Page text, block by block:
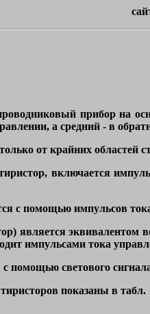
прибор на
а средний - в
от крайних областей
включается
с помощью импульсов
является эквивалентом
импульсами тока
помощью светового
показаны в табл.